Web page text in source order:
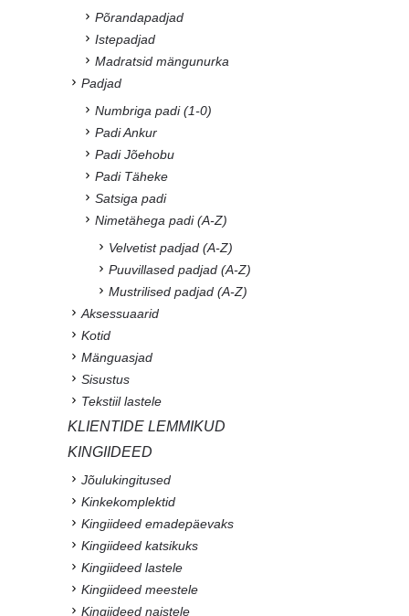
Põrandapadjad
Istepadjad
Madratsid mängunurka
Padjad
Numbriga padi (1-0)
Padi Ankur
Padi Jõehobu
Padi Täheke
Satsiga padi
Nimetähega padi (A-Z)
Velvetist padjad (A-Z)
Puuvillased padjad (A-Z)
Mustrilised padjad (A-Z)
Aksessuaarid
Kotid
Mänguasjad
Sisustus
Tekstiil lastele
KLIENTIDE LEMMIKUD
KINGIIDEED
Jõulukingitused
Kinkekomplektid
Kingiideed emadepäevaks
Kingiideed katsikuks
Kingiideed lastele
Kingiideed meestele
Kingiideed naistele